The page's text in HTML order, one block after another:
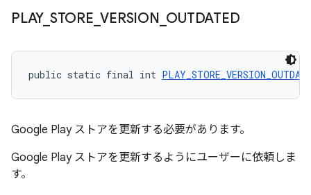
PLAY_ STORE _VERSION OUTDATED
public static final int
Google Play ストアを更新する必要があります。
Google Play ストアを更新するようにユーザーに依頼しま
す。